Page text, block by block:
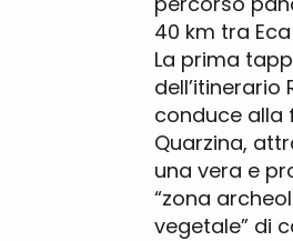
40 km tra
La prima
dell’itinerario
conduce alla
Quarzina,
una vera e
“zona
vegetale” di